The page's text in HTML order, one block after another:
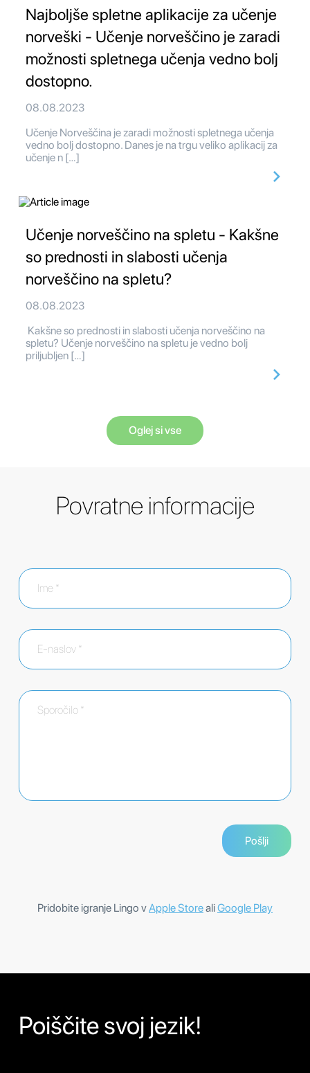
Najboljše spletne aplikacije za učenje
norveški - Učenje norveščino je zaradi
možnosti spletnega učenja vedno bolj
dostopno.
08.08.2023
Učenje Norveščina je zaradi možnosti spletnega učenja
vedno bolj dostopno. Danes je na trgu veliko aplikacij za
učenje n […]
Učenje norveščino na spletu - Kakšne
so prednosti in slabosti učenja
norveščino na spletu?
08.08.2023
Kakšne so prednosti in slabosti učenja norveščino na
spletu? Učenje norveščino na spletu je vedno bolj
priljubljen […]
Oglej si vse
Povratne informacije
Pridobite igranje Lingo vApple StorealiGoogle Play
Poiščite svoj jezik!